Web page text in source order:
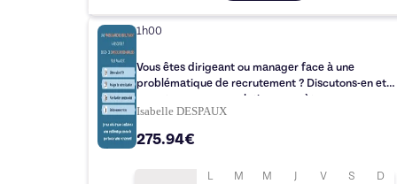
1h00
Vous êtes dirigeant ou manager face à une
problématique de recrutement ? Discutons-en et
repartez avec une solution concrète pour avancer
Isabelle DESPAUX
275.94€
L M M J V S D